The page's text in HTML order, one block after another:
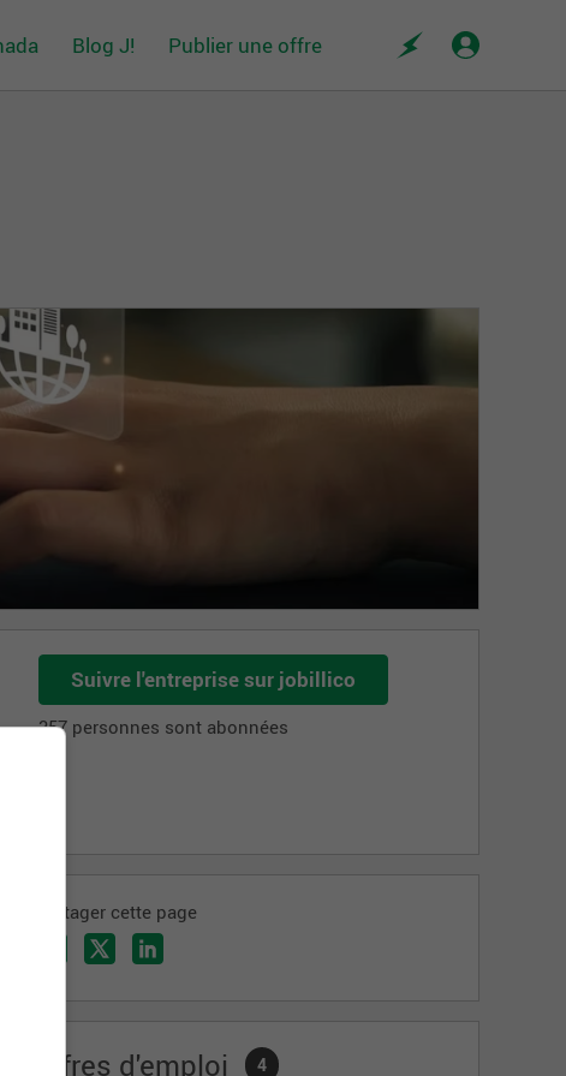
Blog J! Publier une offre
Suivre l'entreprise sur jobillico
357 personnes sont abonnées
Partager cette page
Offres d'emploi 4